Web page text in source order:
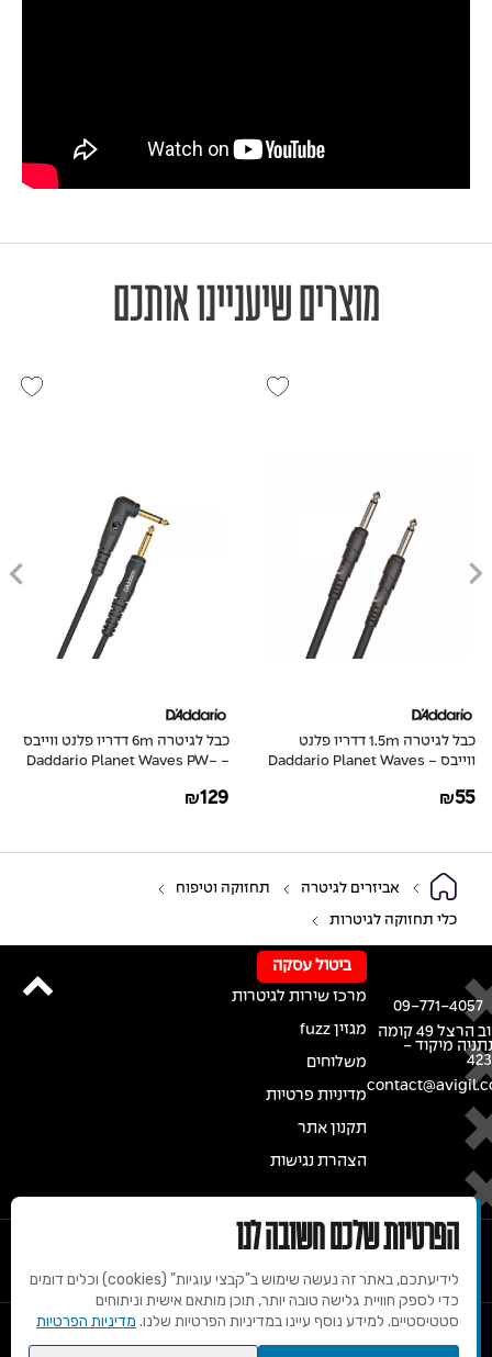
מוצרים שיעניינו אותכם
כבל לגיטרה 1.5m דדריו פלנט
ווייבס - Daddario Planet Waves
₪55
כבל לגיטרה 6m דדריו פלנט ווייבס
- Daddario Planet Waves PW-
₪129
אביזרים לגיטרה תחזוקה וטיפוח
כלי תחזוקה לגיטרות
רחוב הרצל 49 קומה
מיקוד -
09-771-4057
ביטול עסקה
מרכז שירות לגיטרות
מגזין fuzz
משלוחים
מדיניות פרטיות
תקנון אתר
הצהרת נגישות
הפרטיות שלכם חשובה לנו
לידיעתכם, באתר זה נעשה שימוש ב"קבצי עוגיות" (cookies) וכלים דומים
כדי לספק חוויית גלישה טובה יותר, תוכן מותאם אישית וניתוחים
סטטיסטיים. למידע נוסף עיינו במדיניות הפרטיות שלנו. מדיניות הפרטיות